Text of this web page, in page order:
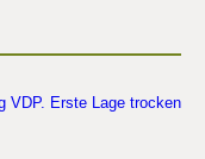
VDP. Erste Lage trocken